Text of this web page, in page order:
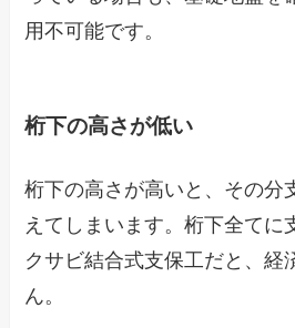
用不可能です。
桁下の高さが低い
桁下の高さが高いと、その分
えてしまいます。桁下全てに
クサビ結合式支保工だと、経
ん。